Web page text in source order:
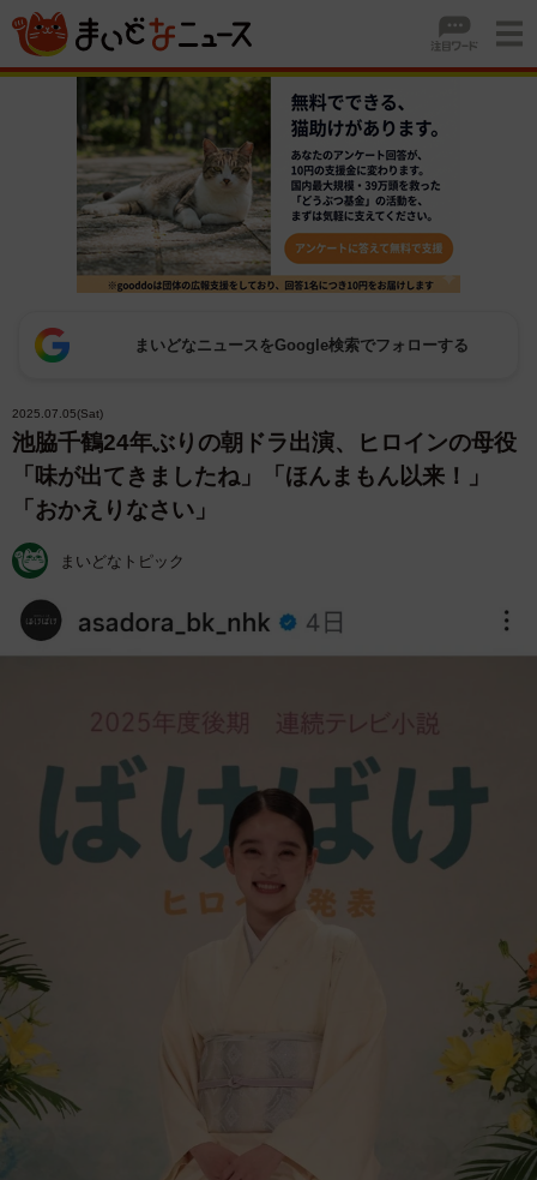
まいどなニュースをGoogle検索でフォローする
2025.07.05(Sat)
池脇千鶴24年ぶりの朝ドラ出演、ヒロインの母役
「味が出てきましたね」「ほんまもん以来！」
「おかえりなさい」
まいどなトピック